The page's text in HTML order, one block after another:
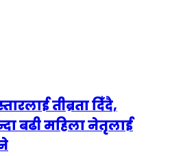
तीब्रता दिँदै,
बढी महिला नेतृलाई